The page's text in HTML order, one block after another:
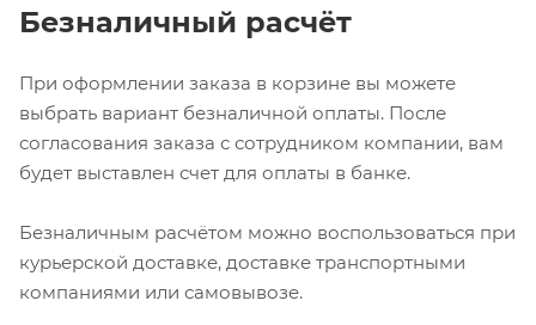
Безналичный расчёт
При оформлении заказа в корзине вы можете
выбрать вариант безналичной оплаты. После
согласования заказа с сотрудником компании, вам
будет выставлен счет для оплаты в банке.
Безналичным расчётом можно воспользоваться при
курьерской доставке, доставке транспортными
компаниями или самовывозе.